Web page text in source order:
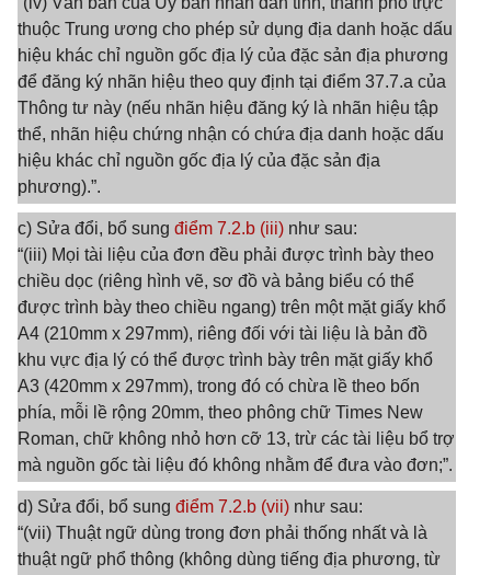
thuộc Trung ương cho phép sử dụng địa danh hoặc dấu
hiệu khác chỉ nguồn gốc địa lý của đặc sản địa phương
để đăng ký nhãn hiệu theo quy định tại điểm 37.7.a của
Thông tư này (nếu nhãn hiệu đăng ký là nhãn hiệu tập
thể, nhãn hiệu chứng nhận có chứa địa danh hoặc dấu
hiệu khác chỉ nguồn gốc địa lý của đặc sản địa
phương).”.
c) Sửa đổi, bổ sung điểm 7.2.b (iii) như sau:
“(iii) Mọi tài liệu của đơn đều phải được trình bày theo
chiều dọc (riêng hình vẽ, sơ đồ và bảng biểu có thể
được trình bày theo chiều ngang) trên một mặt giấy khổ
A4 (210mm x 297mm), riêng đối với tài liệu là bản đồ
khu vực địa lý có thể được trình bày trên mặt giấy khổ
A3 (420mm x 297mm), trong đó có chừa lề theo bốn
phía, mỗi lề rộng 20mm, theo phông chữ Times New
Roman, chữ không nhỏ hơn cỡ 13, trừ các tài liệu bổ trợ
mà nguồn gốc tài liệu đó không nhằm để đưa vào đơn;”.
d) Sửa đổi, bổ sung điểm 7.2.b (vii) như sau:
“(vii) Thuật ngữ dùng trong đơn phải thống nhất và là
thuật ngữ phổ thông (không dùng tiếng địa phương, từ